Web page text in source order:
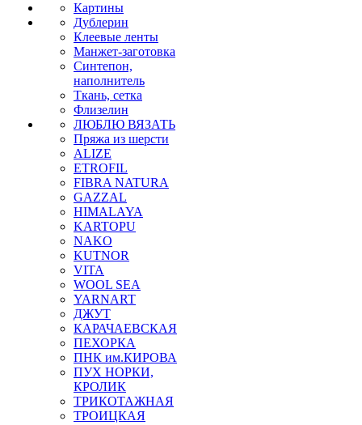
Картины
Дублерин
Клеевые ленты
Манжет-заготовка
Синтепон,
наполнитель
Ткань, сетка
Флизелин
ЛЮБЛЮ ВЯЗАТЬ
Пряжа из шерсти
ALIZE
ETROFIL
FIBRA NATURA
GAZZAL
HIMALAYA
KARTOPU
NAKO
KUTNOR
VITA
WOOL SEA
YARNART
ДЖУТ
КАРАЧАЕВСКАЯ
ПЕХОРКА
ПНК им.КИРОВА
ПУХ НОРКИ,
КРОЛИК
ТРИКОТАЖНАЯ
ТРОИЦКАЯ